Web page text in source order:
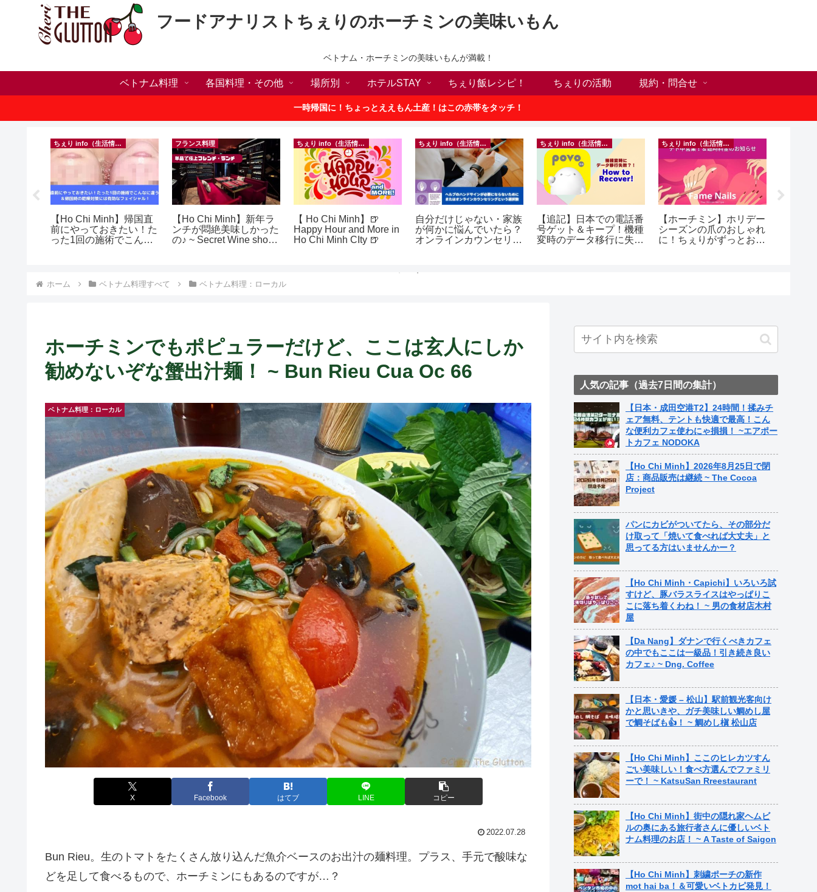
フードアナリストちぇりのホーチミンの美味いもん
ベトナム・ホーチミンの美味いもんが満載！
ベトナム料理 各国料理・その他 場所別 ホテルSTAY ちぇり飯レシピ！ ちぇりの活動 規約・問合せ
一時帰国に！ちょっとええもん土産！はこの赤帯をタッチ！
ちぇり info（生活情報）
【Ho Chi Minh】帰国直
前にやっておきたい！た
った1回の施術でこんな
フランス料理
【Ho Chi Minh】新年ラ
ンチが悶絶美味しかった
の♪ ~ Secret Wine shop
ちぇり info（生活情報）
【 Ho Chi Minh】🍺
Happy Hour and More in
Ho Chi Minh CIty 🍺
ちぇり info（生活情報）
自分だけじゃない・家族
が何かに悩んでいたら？
オンラインカウンセリン
ちぇり info（生活情報）
【追記】日本での電話番
号ゲット＆キープ！機種
変時のデータ移行に失敗
ちぇり info（生活情報）
【ホーチミン】ホリデー
シーズンの爪のおしゃれ
に！ちぇりがずっとお世
ホーム ベトナム料理すべて ベトナム料理：ローカル
ホーチミンでもポピュラーだけど、ここは玄人にしか
勧めないぞな蟹出汁麺！ ~ Bun Rieu Cua Oc 66
ベトナム料理：ローカル
X Facebook はてブ LINE コピー
2022.07.28
Bun Rieu。生のトマトをたくさん放り込んだ魚介ベースのお出汁の麺料理。プラス、手元で酸味な
どを足して食べるもので、ホーチミンにもあるのですが…？
人気の記事（過去7日間の集計）
【日本・成田空港T2】24時間！揉みチ
ェア無料、テントも快適で最高！こん
な便利カフェ使わにゃ損損！ ~エアポー
トカフェ NODOKA
【Ho Chi Minh】2026年8月25日で閉
店：商品販売は継続 ~ The Cocoa
Project
パンにカビがついてたら、その部分だ
け取って「焼いて食べれば大丈夫」と
思ってる方はいませんかー？
【Ho Chi Minh・Capichi】いろいろ試
すけど、豚バラスライスはやっぱりこ
こに落ち着くわね！ ~ 男の食材店木村
屋
【Da Nang】ダナンで行くべきカフェ
の中でもここは一級品！引き続き良い
カフェ♪ ~ Dng. Coffee
【日本・愛媛 – 松山】駅前観光客向け
かと思いきや、ガチ美味しい鯛めし屋
で鯛そばも👍！ ~ 鯛めし槇 松山店
【Ho Chi Minh】ここのヒレカツすん
ごい美味しい！食べ方選んでファミリ
ーで！ ~ KatsuSan Rreestaurant
【Ho Chi Minh】街中の隠れ家ヘムビ
ルの奥にある旅行者さんに優しいベト
ナム料理のお店！ ~ A Taste of Saigon
【Ho Chi Minh】刺繍ポーチの新作
mot hai ba！＆可愛いベトカピ発見！